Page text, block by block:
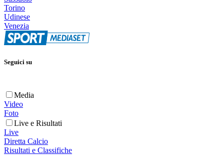
Torino
Udinese
Venezia
Seguici su
Media
Video
Foto
Live e Risultati
Live
Diretta Calcio
Risultati e Classifiche